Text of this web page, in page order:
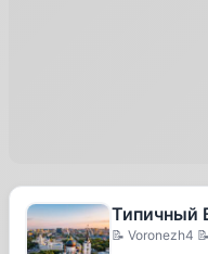
Типичный
📝 Voronezh4 📝